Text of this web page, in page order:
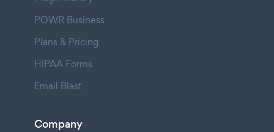
POWR Business
Plans & Pricing
HIPAA Forms
Email Blast
Company